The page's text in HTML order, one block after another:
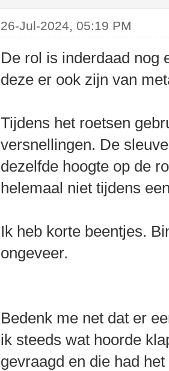
26-Jul-2024, 05:19 PM
De rol is inderdaad nog
deze er ook zijn van
Tijdens het roetsen
versnellingen. De
dezelfde hoogte op de
helemaal niet tijdens
Ik heb korte beentjes.
ongeveer.
Bedenk me net dat er
ik steeds wat hoorde
gevraagd en die had